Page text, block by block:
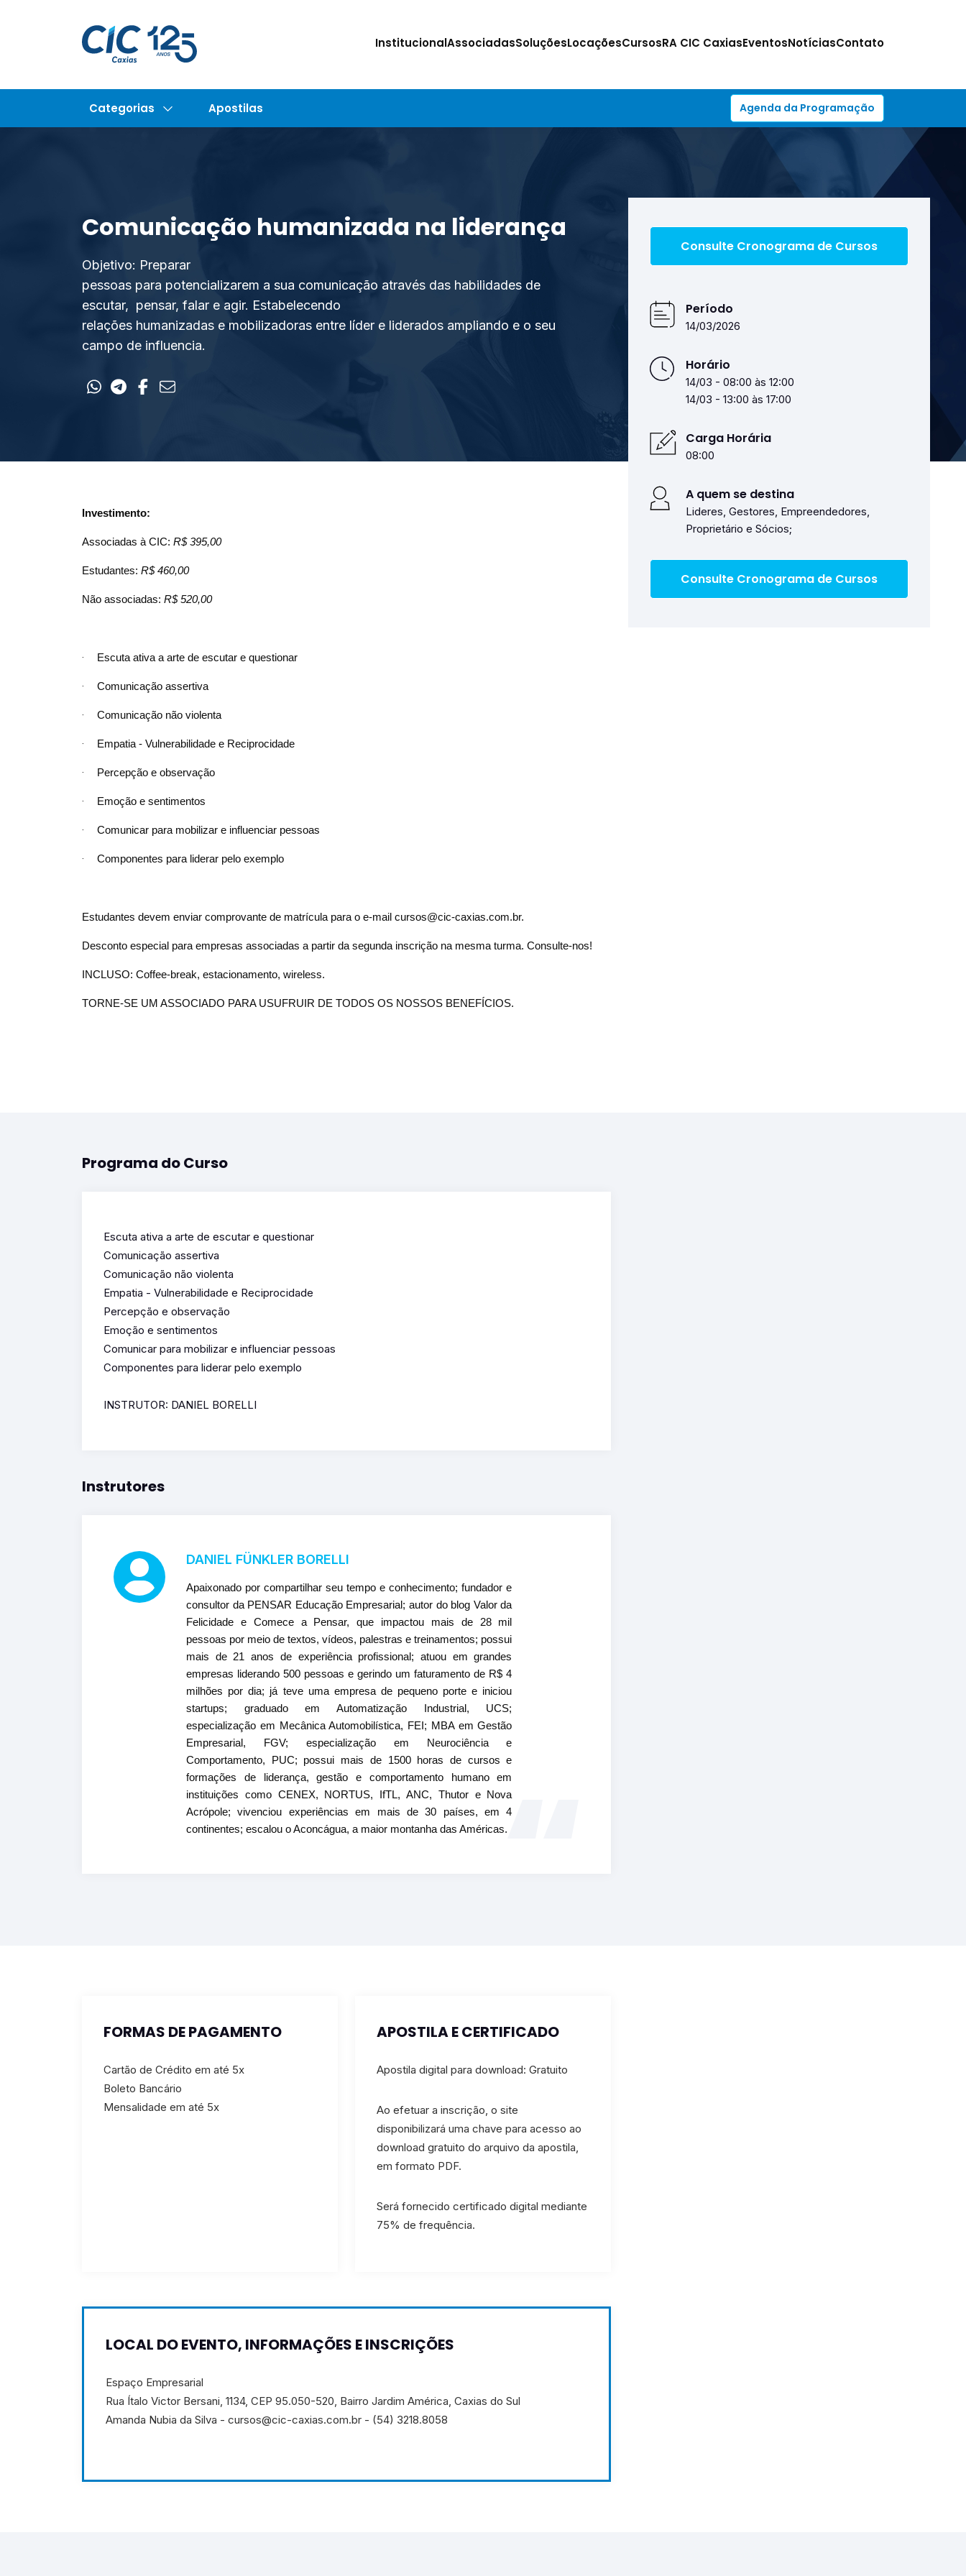
InstitucionalAssociadasSoluçõesLocaçõesCursosRA CIC CaxiasEventosNotíciasContato
Categorias Apostilas Agenda da Programação
Comunicação humanizada na liderança
Objetivo: Preparar
pessoas para potencializarem a sua comunicação através das habilidades de
escutar, pensar, falar e agir. Estabelecendo
relações humanizadas e mobilizadoras entre líder e liderados ampliando e o seu
campo de influencia.
Consulte Cronograma de Cursos
Período
14/03/2026
Horário
14/03 - 08:00 às 12:00
14/03 - 13:00 às 17:00
Carga Horária
08:00
A quem se destina
Lideres, Gestores, Empreendedores,
Proprietário e Sócios;
Consulte Cronograma de Cursos
Investimento:
Associadas à CIC: R$ 395,00
Estudantes: R$ 460,00
Não associadas: R$ 520,00
· Escuta ativa a arte de escutar e questionar
· Comunicação assertiva
· Comunicação não violenta
· Empatia - Vulnerabilidade e Reciprocidade
· Percepção e observação
· Emoção e sentimentos
· Comunicar para mobilizar e influenciar pessoas
· Componentes para liderar pelo exemplo
Estudantes devem enviar comprovante de matrícula para o e-mail cursos@cic-caxias.com.br.
Desconto especial para empresas associadas a partir da segunda inscrição na mesma turma. Consulte-nos!
INCLUSO: Coffee-break, estacionamento, wireless.
TORNE-SE UM ASSOCIADO PARA USUFRUIR DE TODOS OS NOSSOS BENEFÍCIOS.
Programa do Curso
Escuta ativa a arte de escutar e questionar
Comunicação assertiva
Comunicação não violenta
Empatia - Vulnerabilidade e Reciprocidade
Percepção e observação
Emoção e sentimentos
Comunicar para mobilizar e influenciar pessoas
Componentes para liderar pelo exemplo
INSTRUTOR: DANIEL BORELLI
Instrutores
DANIEL FÜNKLER BORELLI
Apaixonado por compartilhar seu tempo e conhecimento; fundador e
consultor da PENSAR Educação Empresarial; autor do blog Valor da
Felicidade e Comece a Pensar, que impactou mais de 28 mil
pessoas por meio de textos, vídeos, palestras e treinamentos; possui
mais de 21 anos de experiência profissional; atuou em grandes
empresas liderando 500 pessoas e gerindo um faturamento de R$ 4
milhões por dia; já teve uma empresa de pequeno porte e iniciou
startups; graduado em Automatização Industrial, UCS;
especialização em Mecânica Automobilística, FEI; MBA em Gestão
Empresarial, FGV; especialização em Neurociência e
Comportamento, PUC; possui mais de 1500 horas de cursos e
formações de liderança, gestão e comportamento humano em
instituições como CENEX, NORTUS, IfTL, ANC, Thutor e Nova
Acrópole; vivenciou experiências em mais de 30 países, em 4
continentes; escalou o Aconcágua, a maior montanha das Américas.
FORMAS DE PAGAMENTO
Cartão de Crédito em até 5x
Boleto Bancário
Mensalidade em até 5x
APOSTILA E CERTIFICADO
Apostila digital para download: Gratuito
Ao efetuar a inscrição, o site
disponibilizará uma chave para acesso ao
download gratuito do arquivo da apostila,
em formato PDF.
Será fornecido certificado digital mediante
75% de frequência.
LOCAL DO EVENTO, INFORMAÇÕES E INSCRIÇÕES
Espaço Empresarial
Rua Ítalo Victor Bersani, 1134, CEP 95.050-520, Bairro Jardim América, Caxias do Sul
Amanda Nubia da Silva - cursos@cic-caxias.com.br - (54) 3218.8058